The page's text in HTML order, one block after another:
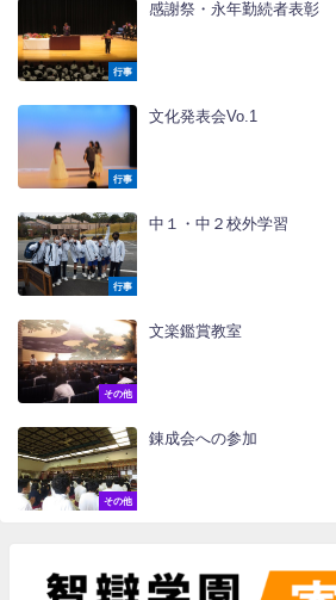
行事
感謝祭・永年勤続者表彰
行事
文化発表会Vo.1
行事
中１・中２校外学習
その他
文楽鑑賞教室
その他
錬成会への参加